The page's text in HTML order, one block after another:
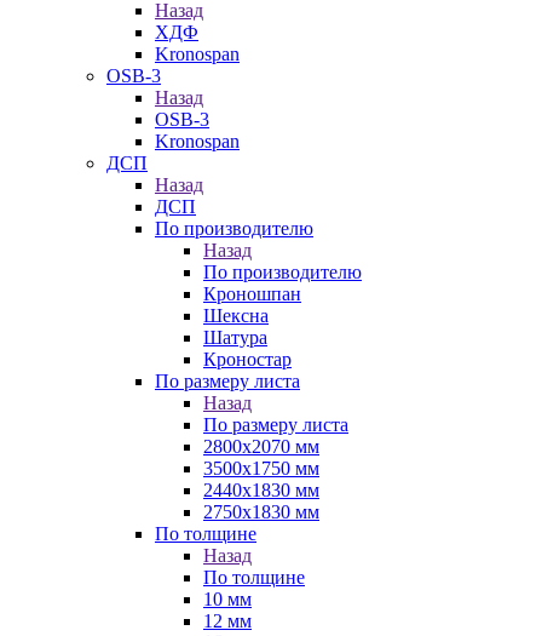
Назад
ХДФ
Kronospan
OSB-3
Назад
OSB-3
Kronospan
ДСП
Назад
ДСП
По производителю
Назад
По производителю
Кроношпан
Шексна
Шатура
Кроностар
По размеру листа
Назад
По размеру листа
2800х2070 мм
3500х1750 мм
2440х1830 мм
2750х1830 мм
По толщине
Назад
По толщине
10 мм
12 мм